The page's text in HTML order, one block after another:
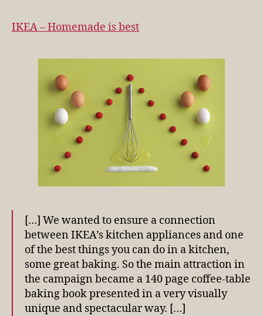
IKEA – Homemade is best
[…] We wanted to ensure a connection
between IKEA’s kitchen appliances and one
of the best things you can do in a kitchen,
some great baking. So the main attraction in
the campaign became a 140 page coffee-table
baking book presented in a very visually
unique and spectacular way. […]